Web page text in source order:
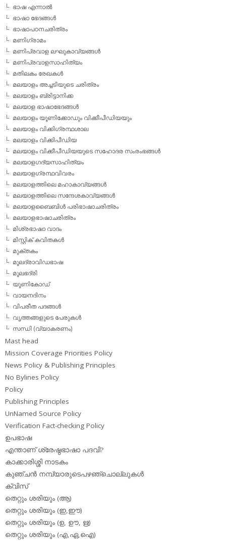
ഭാഷ എന്നാല്‍
ഭാഷാ ഭേദങ്ങള്‍
ഭാഷാപഠനചരിത്രം
മണിഗ്രാമം
മണിപ്രവാള ലഘുകാവ്യങ്ങള്‍
മണിപ്രവാളസാഹിത്യം
മതിലകം രേഖകള്‍
മലയാളം അച്ചടിയുടെ ചരിത്രം
മലയാളം ബ്രിട്ടാനിക്ക
മലയാള ഭാഷാഭേദങ്ങള്‍
മലയാളം യൂണിക്കോഡും വിക്കീപീഡിയയും
മലയാളം വിക്കിഗ്രന്ഥശാല
മലയാളം വിക്കിപീഡിയ
മലയാളം വിക്കീപീഡിയയുടെ സഹോദര സംരംഭങ്ങള്‍
മലയാളഗദ്യസാഹിത്യം
മലയാളഗ്രന്ഥവിവരം
മലയാളത്തിലെ മഹാകാവ്യങ്ങള്‍
മലയാളത്തിലെ സന്ദേശകാവ്യങ്ങള്‍
മലയാളബൈബിള്‍ പരിഭാഷാചരിത്രം
മലയാളഭാഷാചരിത്രം
മിശ്രഭാഷാ വാദം
മിസ്റ്റിക് കവിതകള്‍
മുക്തകം
മൂലദ്രാവിഡഭാഷ
മൂലഭദ്രി
യൂണികോഡ്
വായനദിനം
വിപരീത പദങ്ങള്‍
വൃത്തങ്ങളുടെ പേരുകള്‍
സന്ധി (വ്യാകരണം)
Mast head
Mission Coverage Priorities Policy
News Policy & Publishing Principles
No Bylines Policy
Policy
Publishing Principles
UnNamed Source Policy
Verification Fact-checking Policy
ഉപഭാഷ
എന്താണ് ശ്രേഷ്ഠഭാഷാ പദവി?
കാക്കാരിശ്ശി നാടകം
കുഞ്ചന്‍ നമ്പ്യാരുടെപഴഞ്ചൊല്ലുകള്‍
ക്വിസ്
തെറ്റും ശരിയും (ആ)
തെറ്റും ശരിയും (ഇ,ഈ)
തെറ്റും ശരിയും (ഉ, ഊ, ഋ)
തെറ്റും ശരിയും (എ,ഏ,ഐ)